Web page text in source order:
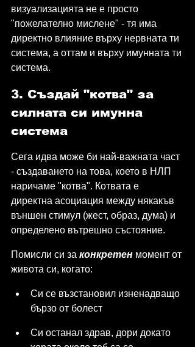
визуализацията не е просто
"пожелателно мислене" - тя има
директно влияние върху нервната ти
система, а оттам и върху имунната ти
система.
3. Създай "котва" за
силната си имунна
система
Сега идва може би най-важната част
- създаването на това, което в НЛП
наричаме "котва". Котвата е
директна асоциация между някакъв
външен стимул (жест, образ, дума) и
определено вътрешно състояние.
Помисли си за конкретен момент от
живота си, когато:
Си се възстановил изненадващо
бързо от болест
Си останал здрав, дори докато